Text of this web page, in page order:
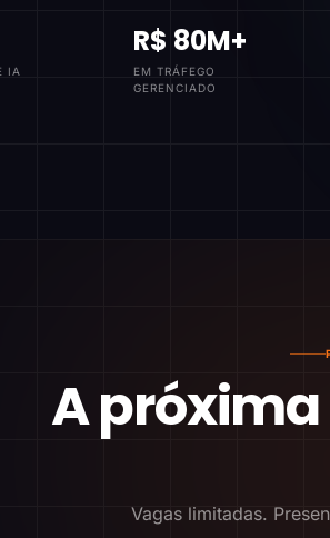
IA
R$ 80M+
EM TRÁFEGO
GERENCIADO
A
Vagas limitadas.